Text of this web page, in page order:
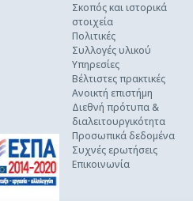
Σκοπός και ιστορικά
στοιχεία
Πολιτικές
Συλλογές υλικού
Υπηρεσίες
Βέλτιστες πρακτικές
Ανοικτή επιστήμη
Διεθνή πρότυπα &
διαλειτουργικότητα
Προσωπικά δεδομένα
Συχνές ερωτήσεις
Επικοινωνία